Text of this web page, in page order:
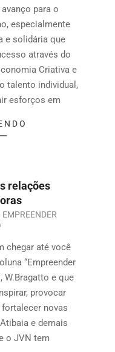
para o
especialmente
e solidária que
através do
Criativa e
talento individual,
esforços em
relações
EMPREENDER
chegar até você
“Empreender
W.Bragatto e que
provocar
novas
e demais
o JVN tem